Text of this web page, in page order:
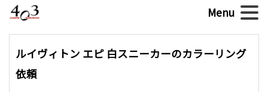
ルイヴィトン エピ 白スニーカーのカラーリング
依頼